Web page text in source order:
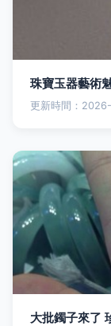
珠寶玉器藝術
更新時間：
大批鐲子來了